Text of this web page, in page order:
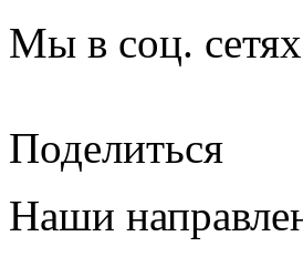
Мы в соц. сетях
Поделиться
Наши